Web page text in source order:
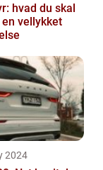
hvad du skal
vellykket
2024